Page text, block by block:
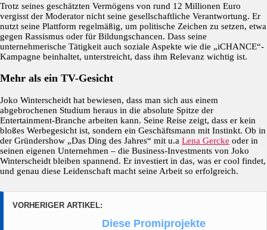
Trotz seines geschätzten Vermögens von rund 12 Millionen Euro
vergisst der Moderator nicht seine gesellschaftliche Verantwortung. Er
nutzt seine Plattform regelmäßig, um politische Zeichen zu setzen, etwa
gegen Rassismus oder für Bildungschancen. Dass seine
unternehmerische Tätigkeit auch soziale Aspekte wie die „iCHANCE“-
Kampagne beinhaltet, unterstreicht, dass ihm Relevanz wichtig ist.
Mehr als ein TV-Gesicht
Joko Winterscheidt hat bewiesen, dass man sich aus einem
abgebrochenen Studium heraus in die absolute Spitze der
Entertainment-Branche arbeiten kann. Seine Reise zeigt, dass er kein
bloßes Werbegesicht ist, sondern ein Geschäftsmann mit Instinkt. Ob in
der Gründershow „Das Ding des Jahres“ mit u.a Lena Gercke oder in
seinen eigenen Unternehmen – die Business-Investments von Joko
Winterscheidt bleiben spannend. Er investiert in das, was er cool findet,
und genau diese Leidenschaft macht seine Arbeit so erfolgreich.
VORHERIGER ARTIKEL:
Diese Promiprojekte